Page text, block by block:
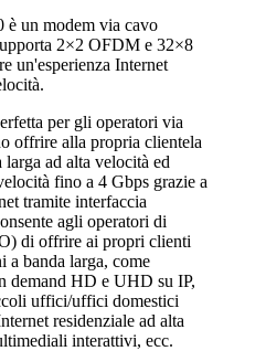
un modem via cavo
2×2 OFDM e 32×8
un'esperienza Internet
per gli operatori via
offrire alla propria clientela
larga ad alta velocità ed
fino a 4 Gbps grazie a
tramite interfaccia
agli operatori di
di offrire ai propri clienti
a banda larga, come
demand HD e UHD su IP,
uffici/uffici domestici
residenziale ad alta
interattivi, ecc.